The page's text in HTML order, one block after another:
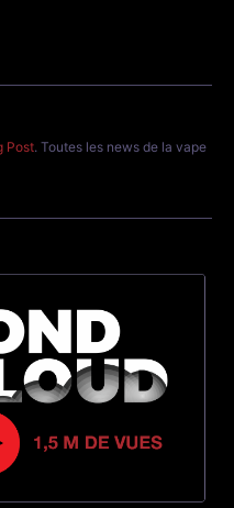
Post. Toutes les news de la vape